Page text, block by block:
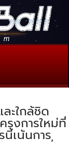
ะใกล้ชิด
รงการใหม่ที่
นี้เน้นการ